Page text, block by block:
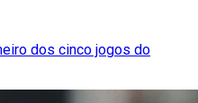
dos cinco jogos do